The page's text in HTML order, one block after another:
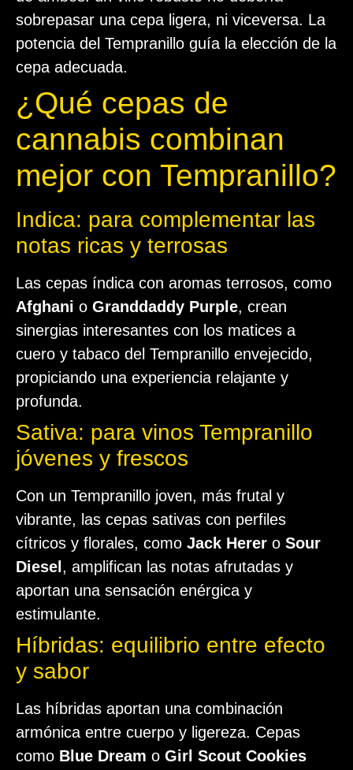
sobrepasar una cepa ligera, ni viceversa. La
potencia del Tempranillo guía la elección de la
cepa adecuada.
¿Qué cepas de
cannabis combinan
mejor con Tempranillo?
Indica: para complementar las
notas ricas y terrosas
Las cepas índica con aromas terrosos, como
Afghani o Granddaddy Purple, crean
sinergias interesantes con los matices a
cuero y tabaco del Tempranillo envejecido,
propiciando una experiencia relajante y
profunda.
Sativa: para vinos Tempranillo
jóvenes y frescos
Con un Tempranillo joven, más frutal y
vibrante, las cepas sativas con perfiles
cítricos y florales, como Jack Herer o Sour
Diesel , amplifican las notas afrutadas y
aportan una sensación enérgica y
estimulante.
Híbridas: equilibrio entre efecto
y sabor
Las híbridas aportan una combinación
armónica entre cuerpo y ligereza. Cepas
como Blue Dream o Girl Scout Cookies